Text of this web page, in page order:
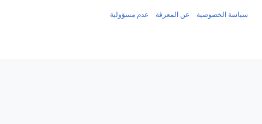
سياسة الخصوصية عن المعرفة عدم مسؤولية